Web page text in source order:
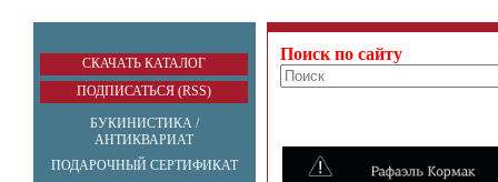
СКАЧАТЬ КАТАЛОГ
ПОДПИСАТЬСЯ (RSS)
БУКИНИСТИКА /
АНТИКВАРИАТ
ПОДАРОЧНЫЙ СЕРТИФИКАТ
Поиск по сайту